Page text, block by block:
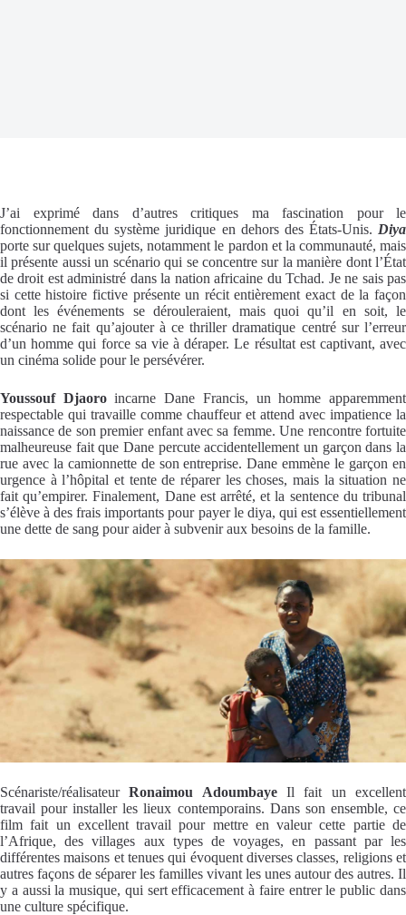
J’ai exprimé dans d’autres critiques ma fascination pour le
fonctionnement du système juridique en dehors des États-Unis. Diya
porte sur quelques sujets, notamment le pardon et la communauté, mais
il présente aussi un scénario qui se concentre sur la manière dont l’État
de droit est administré dans la nation africaine du Tchad. Je ne sais pas
si cette histoire fictive présente un récit entièrement exact de la façon
dont les événements se dérouleraient, mais quoi qu’il en soit, le
scénario ne fait qu’ajouter à ce thriller dramatique centré sur l’erreur
d’un homme qui force sa vie à déraper. Le résultat est captivant, avec
un cinéma solide pour le persévérer.
Youssouf Djaoroincarne Dane Francis, un homme apparemment
respectable qui travaille comme chauffeur et attend avec impatience la
naissance de son premier enfant avec sa femme. Une rencontre fortuite
malheureuse fait que Dane percute accidentellement un garçon dans la
rue avec la camionnette de son entreprise. Dane emmène le garçon en
urgence à l’hôpital et tente de réparer les choses, mais la situation ne
fait qu’empirer. Finalement, Dane est arrêté, et la sentence du tribunal
s’élève à des frais importants pour payer le diya, qui est essentiellement
une dette de sang pour aider à subvenir aux besoins de la famille.
Scénariste/réalisateurRonaimou AdoumbayeIl fait un excellent
travail pour installer les lieux contemporains. Dans son ensemble, ce
film fait un excellent travail pour mettre en valeur cette partie de
l’Afrique, des villages aux types de voyages, en passant par les
différentes maisons et tenues qui évoquent diverses classes, religions et
autres façons de séparer les familles vivant les unes autour des autres. Il
y a aussi la musique, qui sert efficacement à faire entrer le public dans
une culture spécifique.